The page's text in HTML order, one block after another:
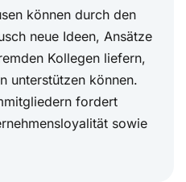
können durch den
neue Ideen, Ansätze
Kollegen liefern,
unterstützen können.
fordert
sowie